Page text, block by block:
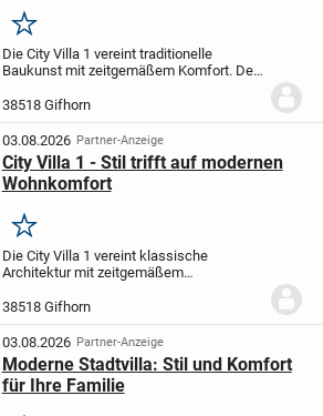
Merken
Die City Villa 1 vereint traditionelle
Baukunst mit zeitgemäßem Komfort. Der
und Essbereich ist perfekt für entspannte
Familienabende oder fröhliche Runden
mit...
38518 Gifhorn
03.08.2026 Partner-Anzeige
City Villa 1 - Stil trifft auf modernen
Wohnkomfort
Merken
Die City Villa 1 vereint klassische
Architektur mit zeitgemäßem
Essbereich finden Sie den perfekten Platz
für entspannte Stunden mit der Familie
oder gesellige...
38518 Gifhorn
03.08.2026 Partner-Anzeige
Moderne Stadtvilla: Stil und Komfort
für Ihre Familie